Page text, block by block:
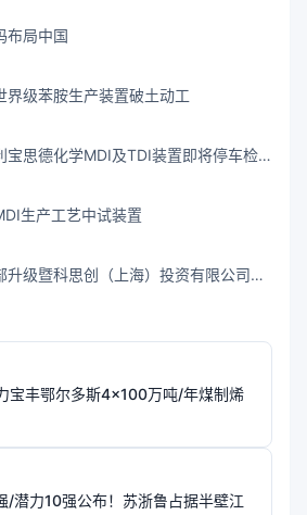
布局中国
界级苯胺生产装置破土动工
宝思德化学MDI及TDI装置即将停车检
生产工艺中试装置
升级暨科思创（上海）投资有限公司揭
宝丰鄂尔多斯4×100万吨/年煤制烯
潜力10强公布！苏浙鲁占据半壁江